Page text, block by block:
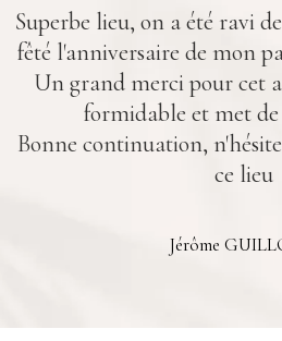
Superbe lieu, on a été ravi
fêté l'anniversaire de mon
Un grand merci pour cet
formidable et met
Bonne continuation,
ce lieu
Jérôme